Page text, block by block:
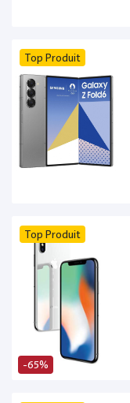
Top Produit
-65%
Top Produit